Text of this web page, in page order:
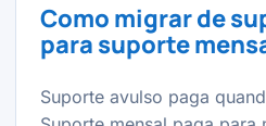
Como migrar de
para suporte
Suporte avulso paga